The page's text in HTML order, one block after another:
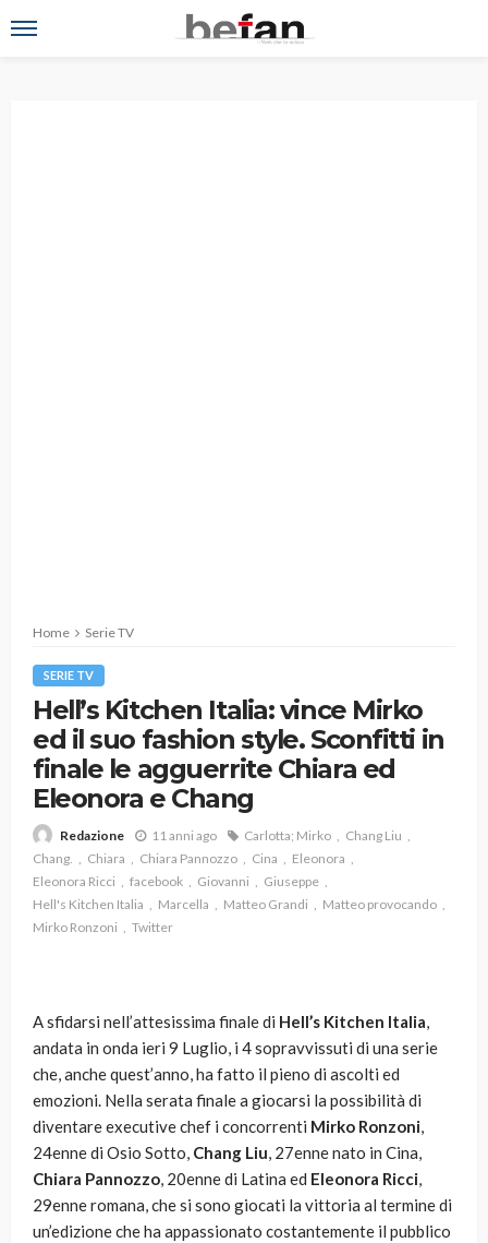
Home Serie TV
SERIE TV
Hell’s Kitchen Italia: vince Mirko
ed il suo fashion style. Sconfitti in
finale le agguerrite Chiara ed
Eleonora e Chang
Redazione 11 anni ago Carlotta; Mirko
Chang Liu
Chang.
Chiara Chiara Pannozzo Cina
Eleonora
Eleonora Ricci
facebook Giovanni
Giuseppe
Hell's Kitchen Italia
Marcella Matteo Grandi
Matteo provocando
Mirko Ronzoni
Twitter
A sfidarsi nell’attesissima finale di Hell’s Kitchen Italia,
andata in onda ieri 9 Luglio, i 4 sopravvissuti di una serie
che, anche quest’anno, ha fatto il pieno di ascolti ed
emozioni. Nella serata finale a giocarsi la possibilità di
diventare executive chef i concorrenti Mirko Ronzoni,
24enne di Osio Sotto, Chang Liu, 27enne nato in Cina,
Chiara Pannozzo, 20enne di Latina ed Eleonora Ricci,
29enne romana, che si sono giocati la vittoria al termine di
un’edizione che ha appassionato costantemente il pubblico